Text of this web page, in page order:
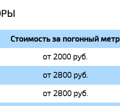
Стоимость за погонный метр
от 2000 руб.
от 2800 руб.
от 2800 руб.